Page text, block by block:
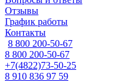
Отзывы
График работы
Контакты
8 800 200-50-67
8 800 200-50-67
+7(4822)73-50-25
8 910 836 97 59